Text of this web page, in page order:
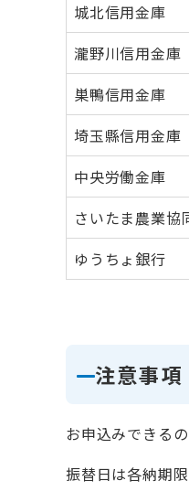
城北信用金庫
瀧野川信用金庫
巣鴨信用金庫
埼玉縣信用金庫
中央労働金庫
さいたま農業協
ゆうちょ銀行
注意事項
お申込みできる
振替日は各納期限